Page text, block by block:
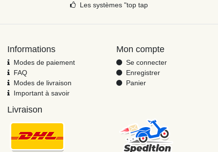
Les systèmes "top tap
Informations
Modes de paiement
FAQ
Modes de livraison
Important à savoir
Mon compte
Se connecter
Enregistrer
Panier
Livraison